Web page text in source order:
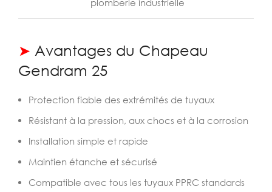
plomberie industrielle
➤ Avantages du Chapeau
Gendram 25
Protection fiable des extrémités de tuyaux
Résistant à la pression, aux chocs et à la corrosion
Installation simple et rapide
Maintien étanche et sécurisé
Compatible avec tous les tuyaux PPRC standards